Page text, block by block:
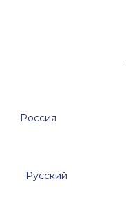
Россия
Русский